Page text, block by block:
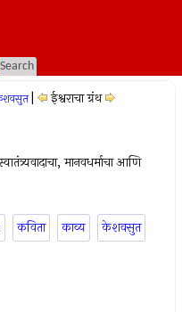
Search
ईश्वराचा ग्रंथ
मानवधर्माचा आणि
कविता काव्य
केशवसुत